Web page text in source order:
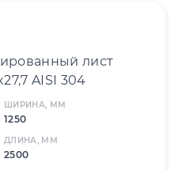
лист
AISI 304
ШИРИНА, ММ
1250
ДЛИНА, ММ
2500